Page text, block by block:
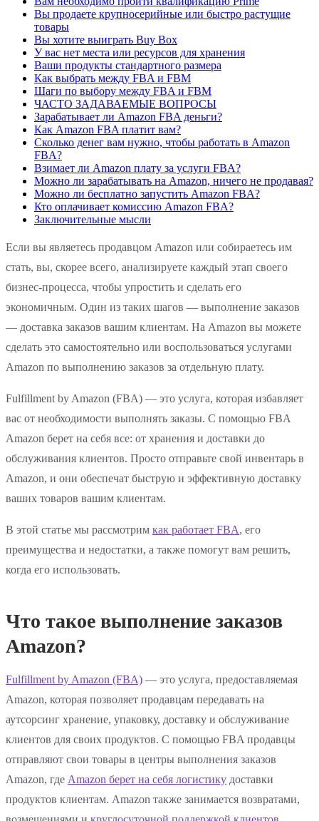
Вы продаете крупносерийные или быстро растущие
товары
Вы хотите выиграть Buy Box
У вас нет места или ресурсов для хранения
Ваши продукты стандартного размера
Как выбрать между FBA и FBM
Шаги по выбору между FBA и FBM
ЧАСТО ЗАДАВАЕМЫЕ ВОПРОСЫ
Зарабатывает ли Amazon FBA деньги?
Как Amazon FBA платит вам?
Сколько денег вам нужно, чтобы работать в Amazon
FBA?
Взимает ли Amazon плату за услуги FBA?
Можно ли зарабатывать на Amazon, ничего не продавая?
Можно ли бесплатно запустить Amazon FBA?
Кто оплачивает комиссию Amazon FBA?
Заключительные мысли
Если вы являетесь продавцом Amazon или собираетесь им
стать, вы, скорее всего, анализируете каждый этап своего
бизнес-процесса, чтобы упростить и сделать его
экономичным. Один из таких шагов — выполнение заказов
— доставка заказов вашим клиентам. На Amazon вы можете
сделать это самостоятельно или воспользоваться услугами
Amazon по выполнению заказов за отдельную плату.
Fulfillment by Amazon (FBA) — это услуга, которая избавляет
вас от необходимости выполнять заказы. С помощью FBA
Amazon берет на себя все: от хранения и доставки до
обслуживания клиентов. Просто отправьте свой инвентарь в
Amazon, и они обеспечат быструю и эффективную доставку
ваших товаров вашим клиентам.
В этой статье мы рассмотрим как работает FBA, его
преимущества и недостатки, а также помогут вам решить,
когда его использовать.
Что такое выполнение заказов
Amazon?
Fulfillment by Amazon (FBA) — это услуга, предоставляемая
Amazon, которая позволяет продавцам передавать на
аутсорсинг хранение, упаковку, доставку и обслуживание
клиентов для своих продуктов. С помощью FBA продавцы
отправляют свои товары в центры выполнения заказов
Amazon, где Amazon берет на себя логистику доставки
продуктов клиентам. Amazon также занимается возвратами,